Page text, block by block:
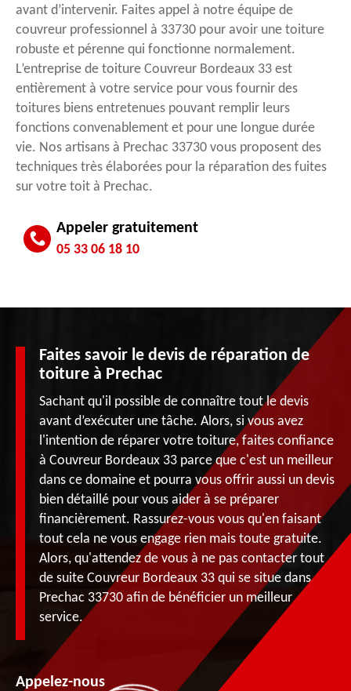
avant d’intervenir. Faites appel à notre équipe de
couvreur professionnel à 33730 pour avoir une toiture
robuste et pérenne qui fonctionne normalement.
L’entreprise de toiture Couvreur Bordeaux 33 est
entièrement à votre service pour vous fournir des
toitures biens entretenues pouvant remplir leurs
fonctions convenablement et pour une longue durée
vie. Nos artisans à Prechac 33730 vous proposent des
techniques très élaborées pour la réparation des fuites
sur votre toit à Prechac.
Appeler gratuitement
05 33 06 18 10
Faites savoir le devis de réparation de
toiture à Prechac
Sachant qu'il possible de connaître tout le devis
avant d’exécuter une tâche. Alors, si vous avez
l'intention de réparer votre toiture, faites confiance
à Couvreur Bordeaux 33 parce que c'est un meilleur
dans ce domaine et pourra vous offrir aussi un devis
bien détaillé pour vous aider à se préparer
financièrement. Rassurez-vous vous qu'en faisant
tout cela ne vous engage rien mais toute gratuite.
Alors, qu'attendez de vous à ne pas contacter tout
de suite Couvreur Bordeaux 33 qui se situe dans
Prechac 33730 afin de bénéficier un meilleur
service.
Appelez-nous